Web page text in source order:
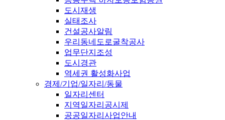
도시재생
실태조사
건설공사알림
우리동네도로굴착공사
업무단지조성
도시경관
역세권 활성화사업
경제/기업/일자리/동물
일자리센터
지역일자리공시제
공공일자리사업안내